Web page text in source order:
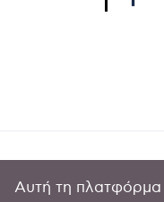
Αυτή τη πλατφόρμα